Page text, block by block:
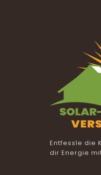
Entfessle die
dir Energie